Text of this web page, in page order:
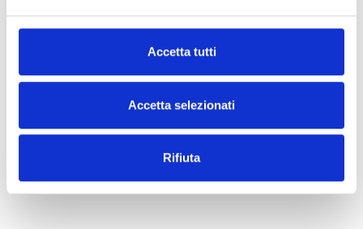
Accetta tutti
Accetta selezionati
Rifiuta
Prodotti correlati